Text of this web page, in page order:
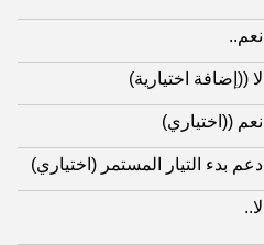
نعم..
لا ((إضافة اختيارية)
نعم ((اختياري)
دعم بدء التيار المستمر (اختياري)
لا..